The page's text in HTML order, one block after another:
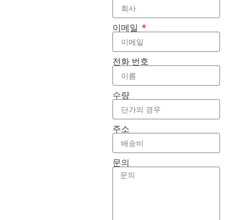
이메일
전화 번호
수량
주소
문의